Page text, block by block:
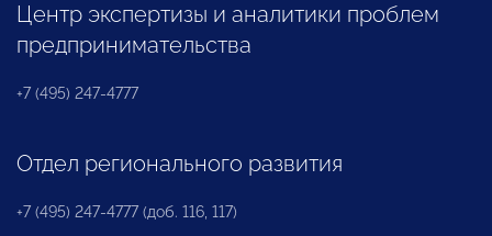
Центр экспертизы и аналитики проблем
предпринимательства
+7 (495) 247-4777
Отдел регионального развития
+7 (495) 247-4777 (доб. 116, 117)